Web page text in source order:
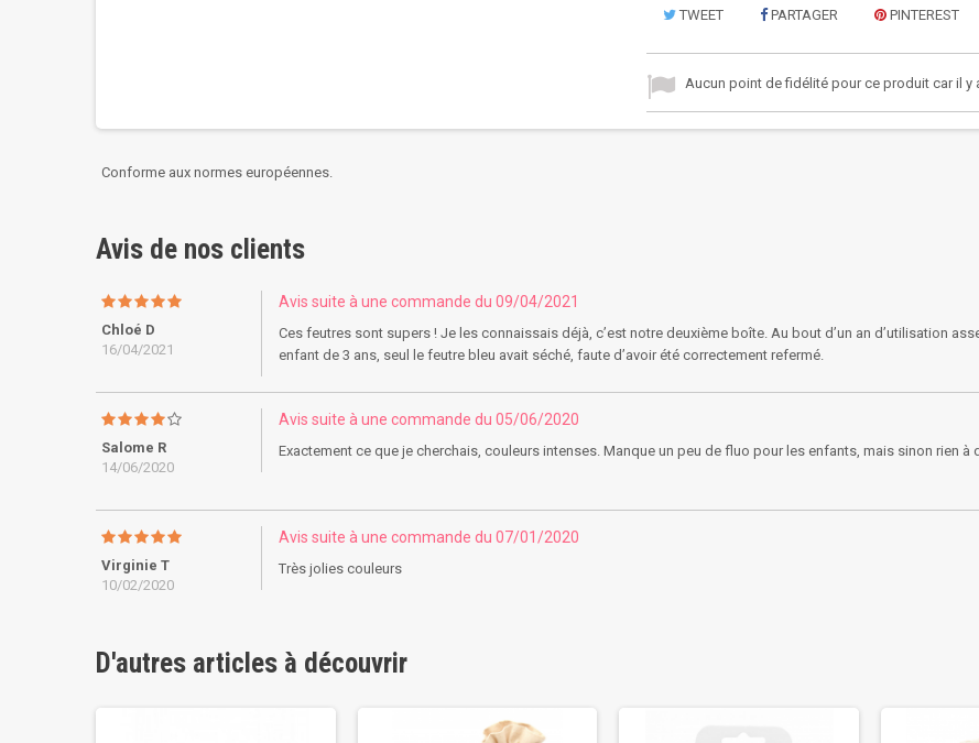
TWEET PARTAGER PINTEREST
Aucun point de fidélité pour ce produit car il y
Conforme aux normes européennes.
Avis de nos clients
Chloé D
16/04/2021
Avis suite à une commande du 09/04/2021
Ces feutres sont supers ! Je les connaissais déjà, c’est notre deuxième boîte. Au bout d’un an d’utilisation
enfant de 3 ans, seul le feutre bleu avait séché, faute d’avoir été correctement refermé.
Salome R
14/06/2020
Avis suite à une commande du 05/06/2020
Exactement ce que je cherchais, couleurs intenses. Manque un peu de fluo pour les enfants, mais sinon rien à
Virginie T
10/02/2020
Avis suite à une commande du 07/01/2020
Très jolies couleurs
D'autres articles à découvrir